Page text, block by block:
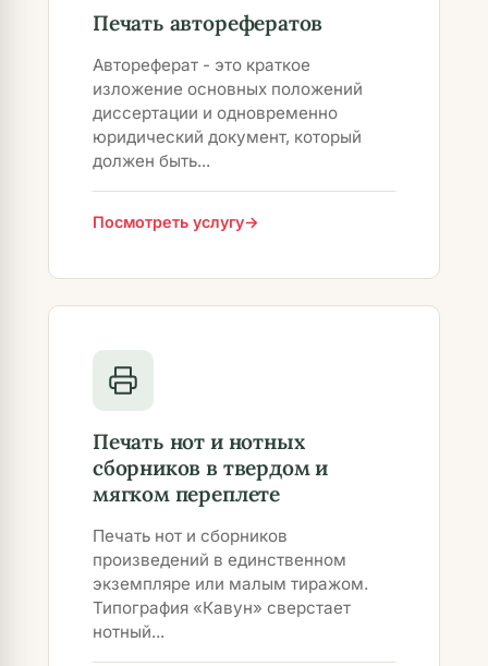
Печать авторефератов
Автореферат - это краткое
изложение основных положений
диссертации и одновременно
юридический документ, который
должен быть...
Посмотреть услугу
Печать нот и нотных
сборников в твердом и
мягком переплете
Печать нот и сборников
произведений в единственном
экземпляре или малым тиражом.
Типография «Кавун» сверстает
нотный...